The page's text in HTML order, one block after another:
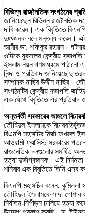
বিভিন্ন রাজনৈতিক সংগঠনের
জানিয়েছেন বিভিন্ন রাজনৈতিক
দাবি করেন। এক বিবৃতিতে
দুঃখজনক বলে মন্তব্য করেন। এই
আমীর ডা. শফিকুর রহমান।
ওদিকে যুবদলের কেন্দ্রীয়
ইসলাম নয়ন গণমাধ্যমে পাঠানো
নিন্দা ও প্রতিবাদ জানিয়েছে
সম্পাদক নাছির উদ্দীন নাছির।
সংগঠনটির কেন্দ্রীয় সভাপতি
এক যৌথ বিবৃতিতে এর প্রতিবাদ
অন্তর্বর্তী সরকারের আমলে
তৌহিদুল ইসলামকে
বিএনপি মহাসচিব মির্জা ফখরুল
আওয়ামী ফ্যাসিস্ট সরকারের
রাজনৈতিক দলগুলোর সমর্থিত
হত্যা দুর্ভাগ্যজনক। এই
শনিবার এক বিবৃতিতে তিনি এসব
বিএনপি মহাসচিব বলেন,
তৌহিদুল ইসলামকে সাদা
নির্যাতন-নিপীড়ন চালিয়ে হত্যা